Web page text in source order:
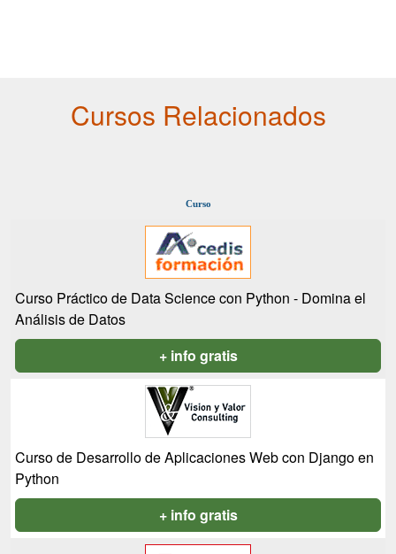
Cursos Relacionados
Curso
Curso Práctico de Data Science con Python - Domina el
Análisis de Datos
+ info gratis
Curso de Desarrollo de Aplicaciones Web con Django en
Python
+ info gratis